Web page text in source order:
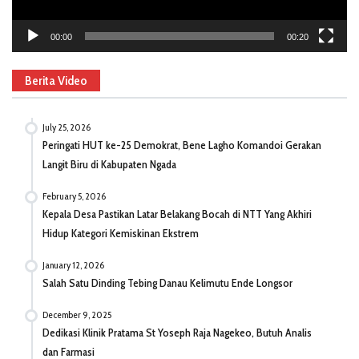
00:00 00:20
Berita Video
July 25, 2026
Peringati HUT ke-25 Demokrat, Bene Lagho Komandoi Gerakan
Langit Biru di Kabupaten Ngada
February 5, 2026
Kepala Desa Pastikan Latar Belakang Bocah di NTT Yang Akhiri
Hidup Kategori Kemiskinan Ekstrem
January 12, 2026
Salah Satu Dinding Tebing Danau Kelimutu Ende Longsor
December 9, 2025
Dedikasi Klinik Pratama St Yoseph Raja Nagekeo, Butuh Analis
dan Farmasi